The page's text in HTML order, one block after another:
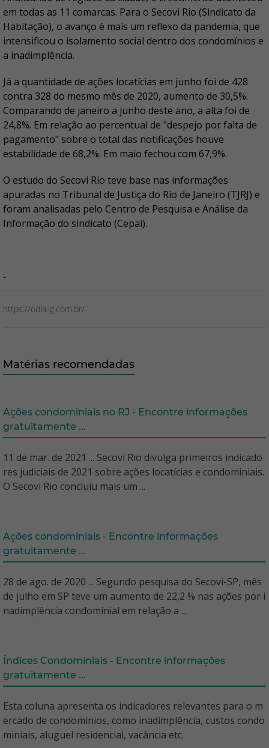
em todas as 11 comarcas. Para o Secovi Rio (Sindicato da
Habitação), o avanço é mais um reflexo da pandemia, que
intensificou o isolamento social dentro dos condomínios e
a inadimplência.
Já a quantidade de ações locatícias em junho foi de 428
contra 328 do mesmo mês de 2020, aumento de 30,5%.
Comparando de janeiro a junho deste ano, a alta foi de
24,8%. Em relação ao percentual de "despejo por falta de
pagamento" sobre o total das notificações houve
estabilidade de 68,2%. Em maio fechou com 67,9%.
O estudo do Secovi Rio teve base nas informações
apuradas no Tribunal de Justiça do Rio de Janeiro (TJRJ) e
foram analisadas pelo Centro de Pesquisa e Análise da
Informação do sindicato (Cepai).
https://odia.ig.com.br/
Matérias recomendadas
Ações condominiais no RJ - Encontre informações
gratuitamente ...
11 de mar. de 2021 ... Secovi Rio divulga primeiros indicado
res judiciais de 2021 sobre ações locatícias e condominiais.
O Secovi Rio concluiu mais um ...
Ações condominiais - Encontre informações
gratuitamente ...
28 de ago. de 2020 ... Segundo pesquisa do Secovi-SP, mês
de julho em SP teve um aumento de 22,2 % nas ações por i
nadimplência condominial em relação a ...
Índices Condominiais - Encontre informações
gratuitamente ...
Esta coluna apresenta os indicadores relevantes para o m
ercado de condomínios, como inadimplência, custos condo
miniais, aluguel residencial, vacância etc.